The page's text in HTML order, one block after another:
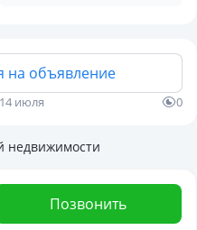
на объявление
14 июля 0
недвижимости
Позвонить